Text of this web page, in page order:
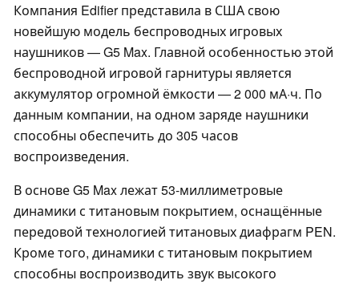
Компания Edifier представила в США свою
новейшую модель беспроводных игровых
наушников — G5 Max. Главной особенностью этой
беспроводной игровой гарнитуры является
аккумулятор огромной ёмкости — 2 000 мА·ч. По
данным компании, на одном заряде наушники
способны обеспечить до 305 часов
воспроизведения.
В основе G5 Max лежат 53-миллиметровые
динамики с титановым покрытием, оснащённые
передовой технологией титановых диафрагм PEN.
Кроме того, динамики с титановым покрытием
способны воспроизводить звук высокого